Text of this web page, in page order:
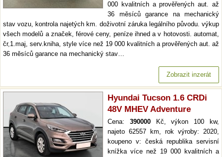
000 kvalitních a prověřených aut. až
36 měsíců garance na mechanický
stav vozu, kontrola najetých km. doživotní záruka legálního původu. výkup
všech modelů a značek, férové ceny, peníze ihned a v hotovosti. automat,
čr,1.maj, serv.kniha, style více než 19 000 kvalitních a prověřených aut. až
36 měsíců garance na mechanický stav…
Zobrazit inzerát
Hyundai Tucson 1.6 CRDi
48V MHEV Adventure
Cena: 390000Kč, výkon 100 kw,
najeto 62557 km, rok výroby: 2020,
koupeno v: česká republika servisní
knížka více než 19 000 kvalitních a